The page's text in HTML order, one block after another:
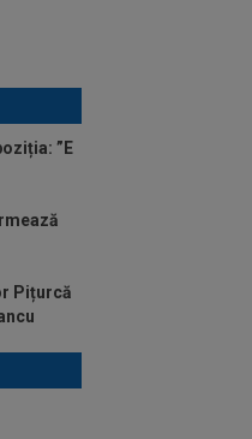
”E
Pițurcă